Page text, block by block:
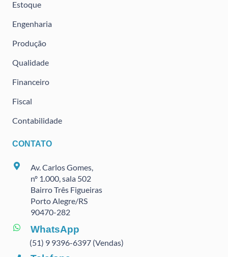
Estoque
Engenharia
Produção
Qualidade
Financeiro
Fiscal
Contabilidade
CONTATO
Av. Carlos Gomes,
nº 1.000, sala 502
Bairro Três Figueiras
Porto Alegre/RS
90470-282
WhatsApp
(51) 9 9396-6397 (Vendas)